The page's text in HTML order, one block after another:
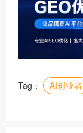
Tag： AI创业者